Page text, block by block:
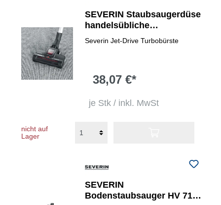
SEVERIN Staubsaugerdüse
handelsübliche
Staubsauger mit
Severin Jet-Drive Turbobürste
38,07 €*
je Stk / inkl. MwSt
nicht auf
Lager
SEVERIN
Bodenstaubsauger HV 7153